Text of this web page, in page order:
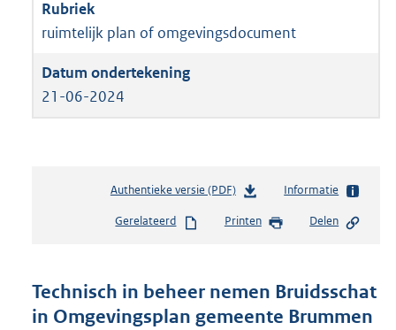
ruimtelijk plan of omgevingsdocument
21-06-2024
Authentieke versie (PDF)b
s
d
s
Informatie
Gerelateerd Printen Delen
Technisch in beheer nemen Bruidsschat
in Omgevingsplan gemeente Brummen